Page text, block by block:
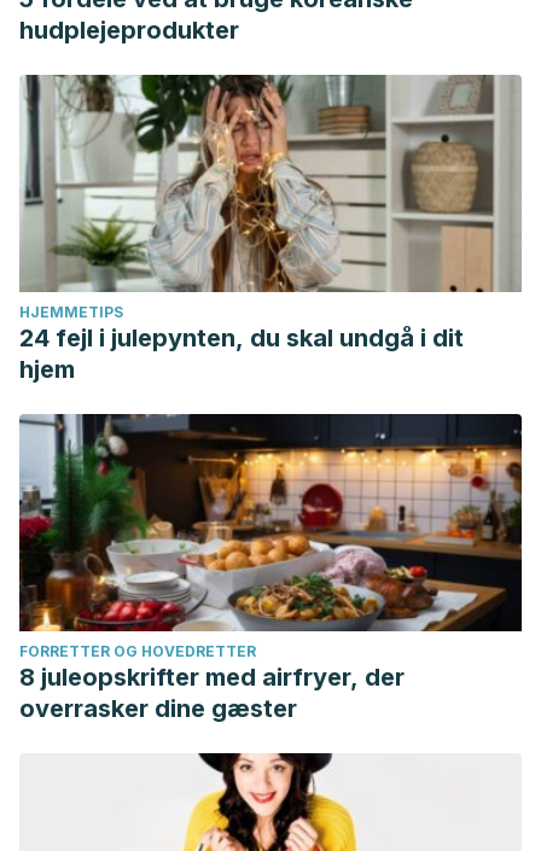
hudplejeprodukter
HJEMMETIPS
24 fejl i julepynten, du skal undgå i dit
hjem
FORRETTER OG HOVEDRETTER
8 juleopskrifter med airfryer, der
overrasker dine gæster